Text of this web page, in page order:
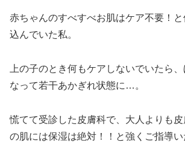
赤ちゃんのすべすべお肌はケア不要！
込んでいた私。
上の子のとき何もケアしないでいたら
なって若干あかぎれ状態に…。
慌てて受診した皮膚科で、大人よりも
の肌には保湿は絶対！！と強くご指導い